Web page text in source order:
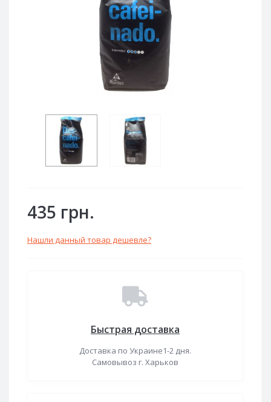
435 грн.
Нашли данный товар дешевле?
Быстрая доставка
Доставка по Украине1-2 дня.
Самовывоз г. Харьков